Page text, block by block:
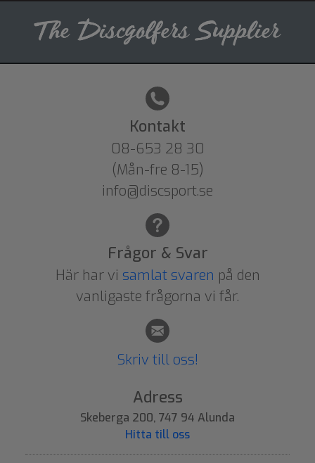
Kontakt
08-653 28 30
(Mån-fre 8-15)
info@discsport.se
Frågor & Svar
Här har vi samlat svaren på den
vanligaste frågorna vi får.
Skriv till oss!
Adress
Skeberga 200, 747 94 Alunda
Hitta till oss